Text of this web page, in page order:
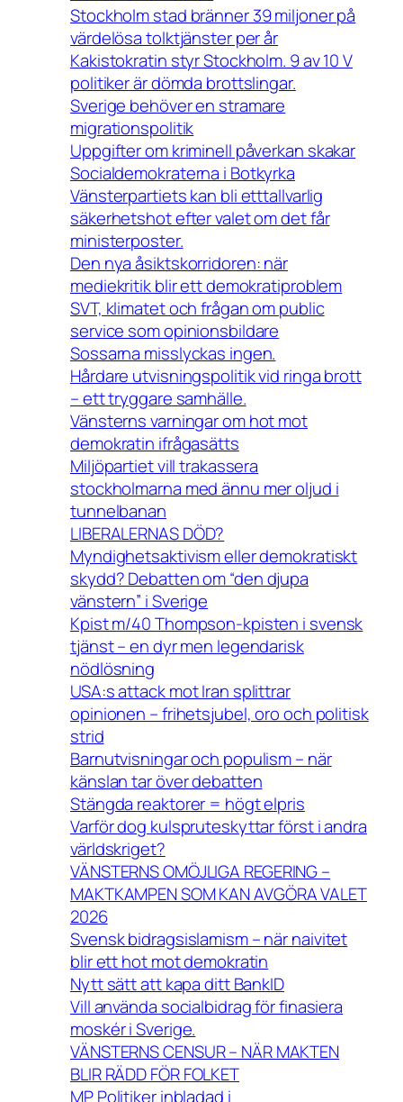
Stockholm stad bränner 39 miljoner på
värdelösa tolktjänster per år
Kakistokratin styr Stockholm. 9 av 10 V
politiker är dömda brottslingar.
Sverige behöver en stramare
migrationspolitik
Uppgifter om kriminell påverkan skakar
Socialdemokraterna i Botkyrka
Vänsterpartiets kan bli etttallvarlig
säkerhetshot efter valet om det får
ministerposter.
Den nya åsiktskorridoren: när
mediekritik blir ett demokratiproblem
SVT, klimatet och frågan om public
service som opinionsbildare
Sossarna misslyckas ingen.
Hårdare utvisningspolitik vid ringa brott
– ett tryggare samhälle.
Vänsterns varningar om hot mot
demokratin ifrågasätts
Miljöpartiet vill trakassera
stockholmarna med ännu mer oljud i
tunnelbanan
LIBERALERNAS DÖD?
Myndighetsaktivism eller demokratiskt
skydd? Debatten om “den djupa
vänstern” i Sverige
Kpist m/40 Thompson-kpisten i svensk
tjänst – en dyr men legendarisk
nödlösning
USA:s attack mot Iran splittrar
opinionen – frihetsjubel, oro och politisk
strid
Barnutvisningar och populism – när
känslan tar över debatten
Stängda reaktorer = högt elpris
Varför dog kulspruteskyttar först i andra
världskriget?
VÄNSTERNS OMÖJLIGA REGERING –
MAKTKAMPEN SOM KAN AVGÖRA VALET
2026
Svensk bidragsislamism – när naivitet
blir ett hot mot demokratin
Nytt sätt att kapa ditt BankID
Vill använda socialbidrag för finasiera
moskér i Sverige.
VÄNSTERNS CENSUR – NÄR MAKTEN
BLIR RÄDD FÖR FOLKET
MP Politiker inbladad i